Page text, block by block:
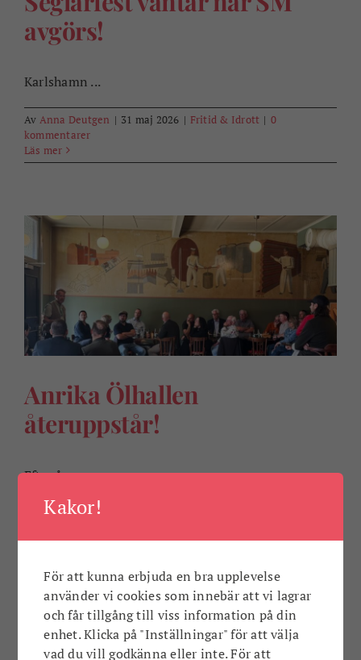
avgörs!
Karlshamn ...
Av Anna Deutgen | 31 maj 2026 | Fritid & Idrott | 0
kommentarer
Läs mer
Anrika Ölhallen
återuppstår!
Efter år ...
Anna Deutgen
Läs mer
Kakor!
För att kunna erbjuda en bra upplevelse
använder vi cookies som innebär att vi lagrar
och får tillgång till viss information på din
enhet. Klicka på "Inställningar" för att välja
vad du vill godkänna eller inte. För att